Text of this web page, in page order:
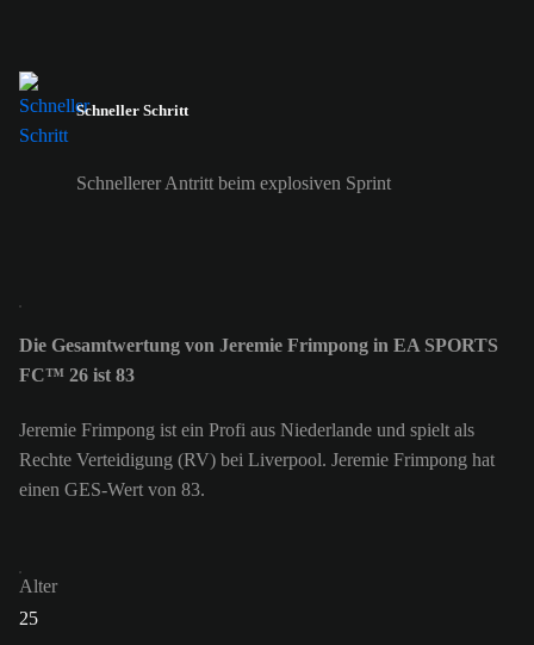
Schneller Schritt
Schnellerer Antritt beim explosiven Sprint
Die Gesamtwertung von Jeremie Frimpong in EA SPORTS
FC™ 26 ist 83
Jeremie Frimpong ist ein Profi aus Niederlande und spielt als
Rechte Verteidigung (RV) bei Liverpool. Jeremie Frimpong hat
einen GES-Wert von 83.
Alter
25